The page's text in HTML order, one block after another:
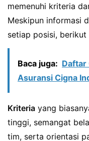
memenuhi kriteria
Meskipun informasi
setiap posisi, berikut
Baca juga: Daftar
Asuransi Cigna
Kriteria yang
tinggi, semangat
tim, serta orientasi